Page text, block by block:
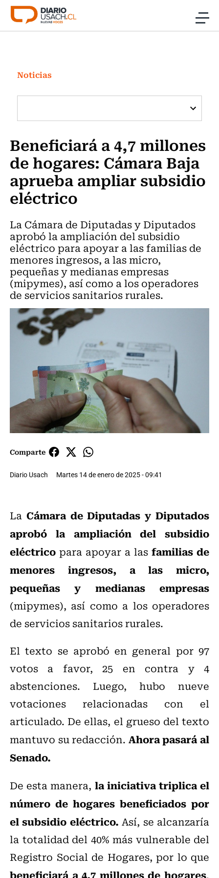
Click acá para ir directamente al contenido
Investigación
Cultura
Programas Radio y TV Usach
Noticias
Beneficiará a 4,7 millones
de hogares: Cámara Baja
aprueba ampliar subsidio
eléctrico
La Cámara de Diputadas y Diputados
aprobó la ampliación del subsidio
eléctrico para apoyar a las familias de
menores ingresos, a las micro,
pequeñas y medianas empresas
(mipymes), así como a los operadores
de servicios sanitarios rurales.
Comparte
Diario Usach Martes 14 de enero de 2025 - 09:41
La Cámara de Diputadas y Diputados
aprobó la ampliación del subsidio
eléctrico para apoyar a las familias de
menores ingresos, a las micro,
pequeñas y medianas empresas
(mipymes), así como a los operadores
de servicios sanitarios rurales.
El texto se aprobó en general por 97
votos a favor, 25 en contra y 4
abstenciones. Luego, hubo nueve
votaciones relacionadas con el
articulado. De ellas, el grueso del texto
mantuvo su redacción. Ahora pasará al
Senado.
De esta manera, la iniciativa triplica el
número de hogares beneficiados por
el subsidio eléctrico. Así, se alcanzaría
la totalidad del 40% más vulnerable del
Registro Social de Hogares, por lo que
beneficiará a 4,7 millones de hogares.